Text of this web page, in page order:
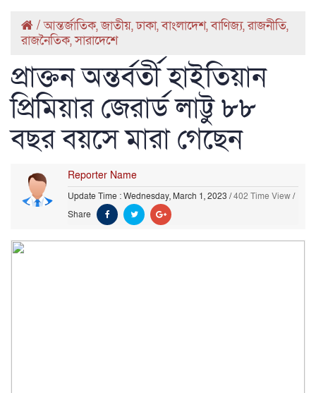
/আন্তর্জাতিক,জাতীয়,ঢাকা,বাংলাদেশ,বাণিজ্য,রাজনীতি,
রাজনৈতিক,সারাদেশে
প্রাক্তন অন্তর্বর্তী হাইতিয়ান
প্রিমিয়ার জেরার্ড লাট্টু ৮৮
বছর বয়সে মারা গেছেন
Reporter Name
Update Time : Wednesday, March 1, 2023 /402 Time View/
Share